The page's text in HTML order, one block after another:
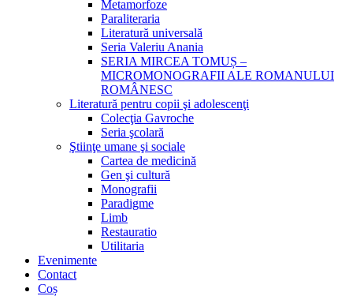
Metamorfoze
Paraliteraria
Literatură universală
Seria Valeriu Anania
SERIA MIRCEA TOMUȘ –
MICROMONOGRAFII ALE ROMANULUI
ROMÂNESC
Literatură pentru copii şi adolescenţi
Colecţia Gavroche
Seria şcolară
Ştiinţe umane şi sociale
Cartea de medicină
Gen şi cultură
Monografii
Paradigme
Limb
Restauratio
Utilitaria
Evenimente
Contact
Coș